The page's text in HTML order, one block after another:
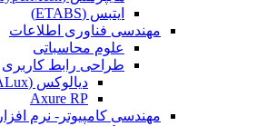
ایتبس (ETABS)
مهندسی فناوری اطلاعات
علوم محاسباتی
طراحی رابط کاربری
دیالوکس (DIALux)
Axure RP
مهندسی کامپیوتر- نرم افزار